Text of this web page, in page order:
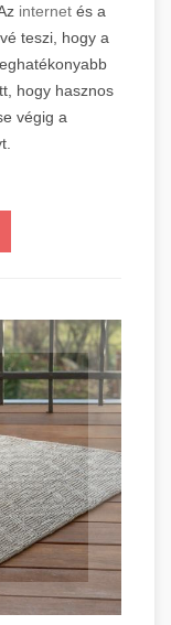
internet és a
teszi, hogy a
hogy hasznos
végig a